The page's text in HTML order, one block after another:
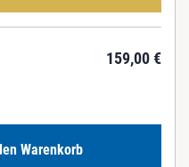
159,00€
Warenkorb